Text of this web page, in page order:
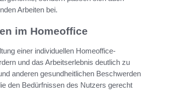
Arbeiten bei.
im Homeoffice
einer individuellen Homeoffice-
und das Arbeitserlebnis deutlich zu
anderen gesundheitlichen Beschwerden
den Bedürfnissen des Nutzers gerecht